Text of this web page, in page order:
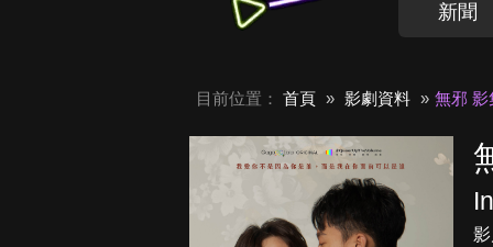
新聞
目前位置： 首頁 影劇資料 無邪 影